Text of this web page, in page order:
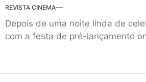
REVISTA CINEMA
Depois de uma noite linda de
com a festa de pré-lançamento